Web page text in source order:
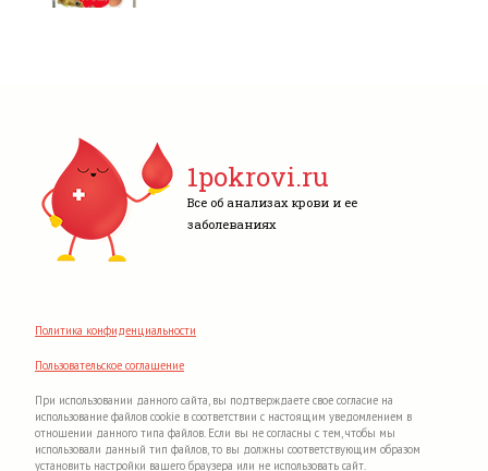
1pokrovi.ru
Все об анализах крови и ее
заболеваниях
Политика конфиденциальности
Пользовательское соглашение
При использовании данного сайта, вы подтверждаете свое согласие на
использование файлов cookie в соответствии с настоящим уведомлением в
отношении данного типа файлов. Если вы не согласны с тем, чтобы мы
использовали данный тип файлов, то вы должны соответствующим образом
установить настройки вашего браузера или не использовать сайт.